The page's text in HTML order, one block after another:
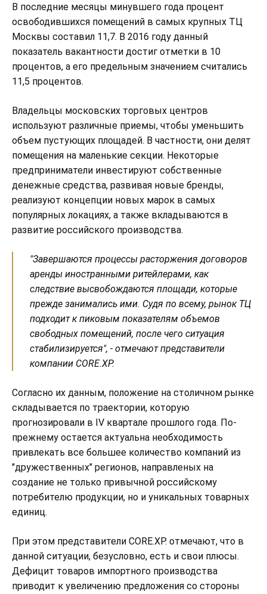
В последние месяцы минувшего года процент
освободившихся помещений в самых крупных ТЦ
Москвы составил 11,7. В 2016 году данный
показатель вакантности достиг отметки в 10
процентов, а его предельным значением считались
11,5 процентов.
Владельцы московских торговых центров
используют различные приемы, чтобы уменьшить
объем пустующих площадей. В частности, они делят
помещения на маленькие секции. Некоторые
предприниматели инвестируют собственные
денежные средства, развивая новые бренды,
реализуют концепции новых марок в самых
популярных локациях, а также вкладываются в
развитие российского производства.
"Завершаются процессы расторжения договоров
аренды иностранными ритейлерами, как
следствие высвобождаются площади, которые
прежде занимались ими. Судя по всему, рынок ТЦ
подходит к пиковым показателям объемов
свободных помещений, после чего ситуация
стабилизируется", - отмечают представители
компании CORE.XP.
Согласно их данным, положение на столичном рынке
складывается по траектории, которую
прогнозировали в IV квартале прошлого года. По-
прежнему остается актуальна необходимость
привлекать все большее количество компаний из
"дружественных" регионов, направленых на
создание не только привычной российскому
потребителю продукции, но и уникальных товарных
единиц.
При этом представители CORE.XP. отмечают, что в
данной ситуации, безусловно, есть и свои плюсы.
Дефицит товаров импортного производства
приводит к увеличению предложения со стороны